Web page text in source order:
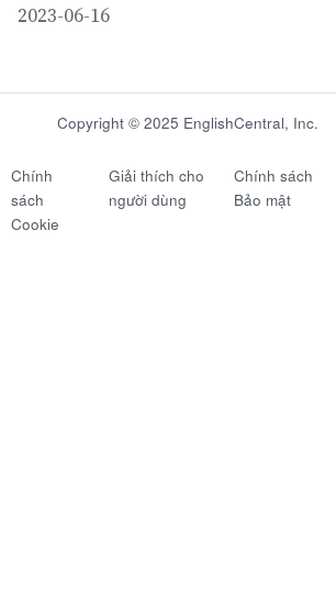
2023-06-16
Copyright © 2025 EnglishCentral, Inc.
Chính
sách
Cookie
Giải thích cho
người dùng
Chính sách
Bảo mật